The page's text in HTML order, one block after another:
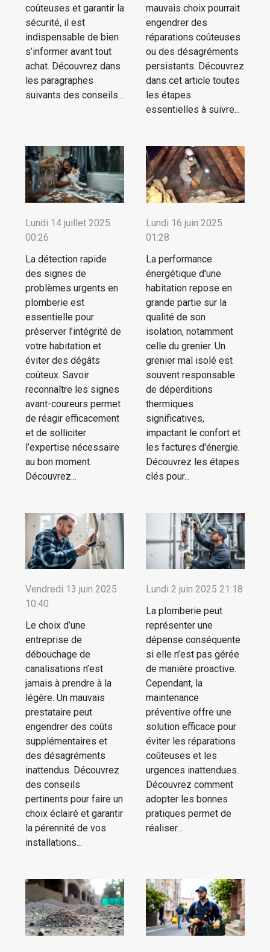
coûteuses et garantir la
sécurité, il est
indispensable de bien
s’informer avant tout
achat. Découvrez dans
les paragraphes
suivants des conseils...
mauvais choix pourrait
engendrer des
réparations coûteuses
ou des désagréments
persistants. Découvrez
dans cet article toutes
les étapes
essentielles à suivre...
Lundi 14 juillet 2025
00:26
La détection rapide
des signes de
problèmes urgents en
plomberie est
essentielle pour
préserver l’intégrité de
votre habitation et
éviter des dégâts
coûteux. Savoir
reconnaître les signes
avant-coureurs permet
de réagir efficacement
et de solliciter
l’expertise nécessaire
au bon moment.
Découvrez...
Lundi 16 juin 2025
01:28
La performance
énergétique d'une
habitation repose en
grande partie sur la
qualité de son
isolation, notamment
celle du grenier. Un
grenier mal isolé est
souvent responsable
de déperditions
thermiques
significatives,
impactant le confort et
les factures d'énergie.
Découvrez les étapes
clés pour...
Vendredi 13 juin 2025
10:40
Le choix d’une
entreprise de
débouchage de
canalisations n’est
jamais à prendre à la
légère. Un mauvais
prestataire peut
engendrer des coûts
supplémentaires et
des désagréments
inattendus. Découvrez
des conseils
pertinents pour faire un
choix éclairé et garantir
la pérennité de vos
installations...
Lundi 2 juin 2025 21:18
La plomberie peut
représenter une
dépense conséquente
si elle n’est pas gérée
de manière proactive.
Cependant, la
maintenance
préventive offre une
solution efficace pour
éviter les réparations
coûteuses et les
urgences inattendues.
Découvrez comment
adopter les bonnes
pratiques permet de
réaliser...